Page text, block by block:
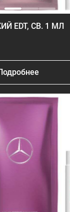
EDT, СВ. 1 МЛ